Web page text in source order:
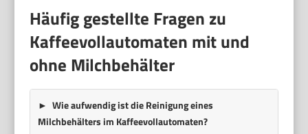
Häufig gestellte Fragen zu
Kaffeevollautomaten mit und
ohne Milchbehälter
Wie aufwendig ist die Reinigung eines
Milchbehälters im Kaffeevollautomaten?